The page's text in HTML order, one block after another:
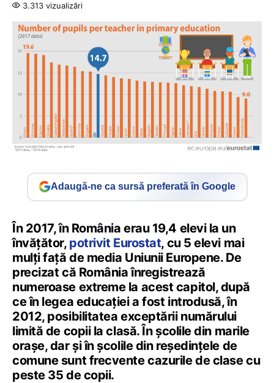
3.313 vizualizări
Adaugă-ne ca sursă preferată în Google
În 2017, în România erau 19,4 elevi la un
învățător, potrivit Eurostat, cu 5 elevi mai
mulți față de media Uniunii Europene. De
precizat că România înregistrează
numeroase extreme la acest capitol, după
ce în legea educației a fost introdusă, în
2012, posibilitatea exceptării numărului
limită de copii la clasă. În școlile din marile
orașe, dar și în școlile din reședințele de
comune sunt frecvente cazurile de clase cu
peste 35 de copii.